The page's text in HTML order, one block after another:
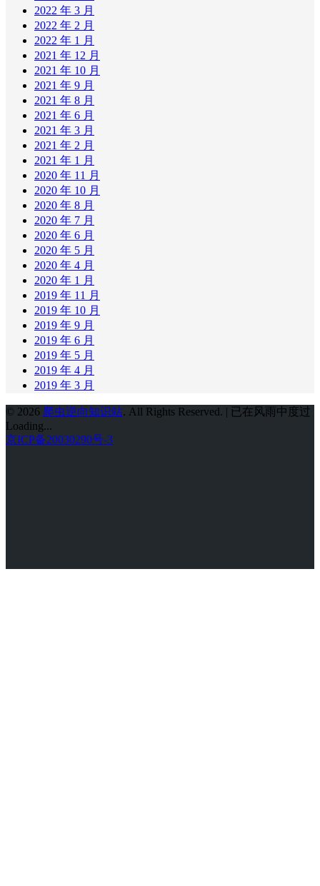
2022 年 3 月
2022 年 2 月
2022 年 1 月
2021 年 12 月
2021 年 10 月
2021 年 9 月
2021 年 8 月
2021 年 6 月
2021 年 3 月
2021 年 2 月
2021 年 1 月
2020 年 11 月
2020 年 10 月
2020 年 8 月
2020 年 7 月
2020 年 6 月
2020 年 5 月
2020 年 4 月
2020 年 1 月
2019 年 11 月
2019 年 10 月
2019 年 9 月
2019 年 6 月
2019 年 5 月
2019 年 4 月
2019 年 3 月
© 2026 爬虫逆向知识站. All Rights Reserved. | 已在风雨中度过
Loading...
京ICP备20030290号-3